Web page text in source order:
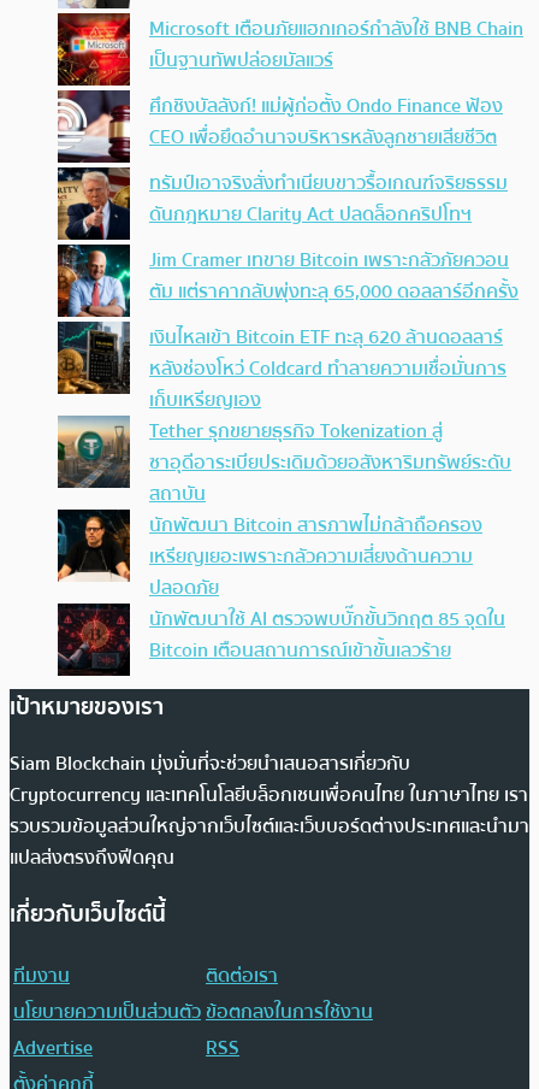
Microsoft เตือนภัยแฮกเกอร์กำลังใช้ BNB Chain
เป็นฐานทัพปล่อยมัลแวร์
ศึกชิงบัลลังก์! แม่ผู้ก่อตั้ง Ondo Finance ฟ้อง
CEO เพื่อยึดอำนาจบริหารหลังลูกชายเสียชีวิต
ทรัมป์เอาจริง สั่งทำเนียบขาวรื้อเกณฑ์จริยธรรม
ดันกฎหมาย Clarity Act ปลดล็อกคริปโทฯ
Jim Cramer เทขาย Bitcoin เพราะกลัวภัยควอน
ตัม แต่ราคากลับพุ่งทะลุ 65,000 ดอลลาร์อีกครั้ง
เงินไหลเข้า Bitcoin ETF ทะลุ 620 ล้านดอลลาร์
หลังช่องโหว่ Coldcard ทำลายความเชื่อมั่นการ
เก็บเหรียญเอง
Tether รุกขยายธุรกิจ Tokenization สู่
ซาอุดีอาระเบียประเดิมด้วยอสังหาริมทรัพย์ระดับ
สถาบัน
นักพัฒนา Bitcoin สารภาพไม่กล้าถือครอง
เหรียญเยอะเพราะกลัวความเสี่ยงด้านความ
ปลอดภัย
นักพัฒนาใช้ AI ตรวจพบบั๊กขั้นวิกฤต 85 จุดใน
Bitcoin เตือนสถานการณ์เข้าขั้นเลวร้าย
เป้าหมายของเรา
Siam Blockchain มุ่งมั่นที่จะช่วยนำเสนอสารเกี่ยวกับ
Cryptocurrency และเทคโนโลยีบล็อกเชนเพื่อคนไทย ในภาษาไทย เรา
รวบรวมข้อมูลส่วนใหญ่จากเว็บไซต์และเว็บบอร์ดต่างประเทศและนำมา
แปลส่งตรงถึงฟีดคุณ
เกี่ยวกับเว็บไซต์นี้
ทีมงาน
ติดต่อเรา
นโยบายความเป็นส่วนตัวข้อตกลงในการใช้งาน
Advertise
RSS